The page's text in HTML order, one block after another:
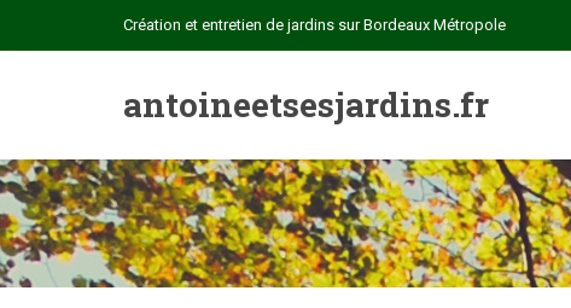
Création et entretien de jardins sur Bordeaux Métropole
antoineetsesjardins.fr